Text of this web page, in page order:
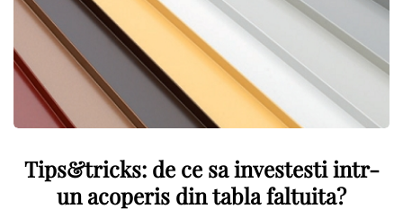
Tips&tricks: de ce sa investesti intr-
un acoperis din tabla faltuita?